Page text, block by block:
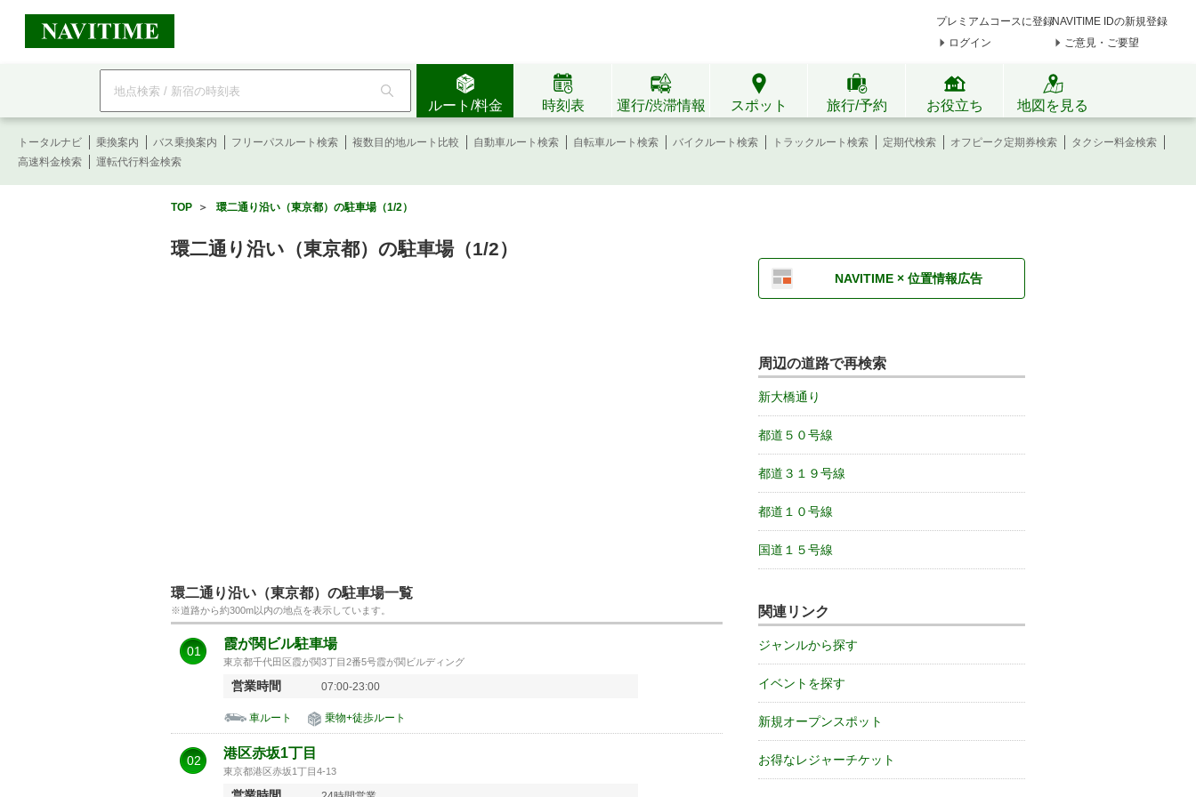
プレミアムコースに登録NAVITIME IDの新規登録
ログイン
ご意見・ご要望
フ
ワ
ド
検
ルート/料金 時刻表 運行/渋滞情報 スポット 旅行/予約 お役立ち 地図を見る
トータルナビ 乗換案内 バス乗換案内 フリーパスルート検索 複数目的地ルート比較 自動車ルート検索 自転車ルート検索 バイクルート検索 トラックルート検索 定期代検索 オフピーク定期券検索
タクシー料金検索
高速料金検索
運転代行料金検索
TOP ＞ 環二通り沿い（東京都）の駐車場（1/2）
環二通り沿い（東京都）の駐車場（1/2）
環二通り沿い（東京都）の駐車場一覧
※道路から約300m以内の地点を表示しています。
01 霞が関ビル駐車場
東京都千代田区霞が関3丁目2番5号霞が関ビルディング
営業時間 07:00-23:00
車ルート 乗物+徒歩ルート
02 港区赤坂1丁目
東京都港区赤坂1丁目4-13
NAVITIME × 位置情報広告
周辺の道路で再検索
新大橋通り
都道５０号線
都道３１９号線
都道１０号線
国道１５号線
関連リンク
ジャンルから探す
イベントを探す
新規オープンスポット
お得なレジャーチケット